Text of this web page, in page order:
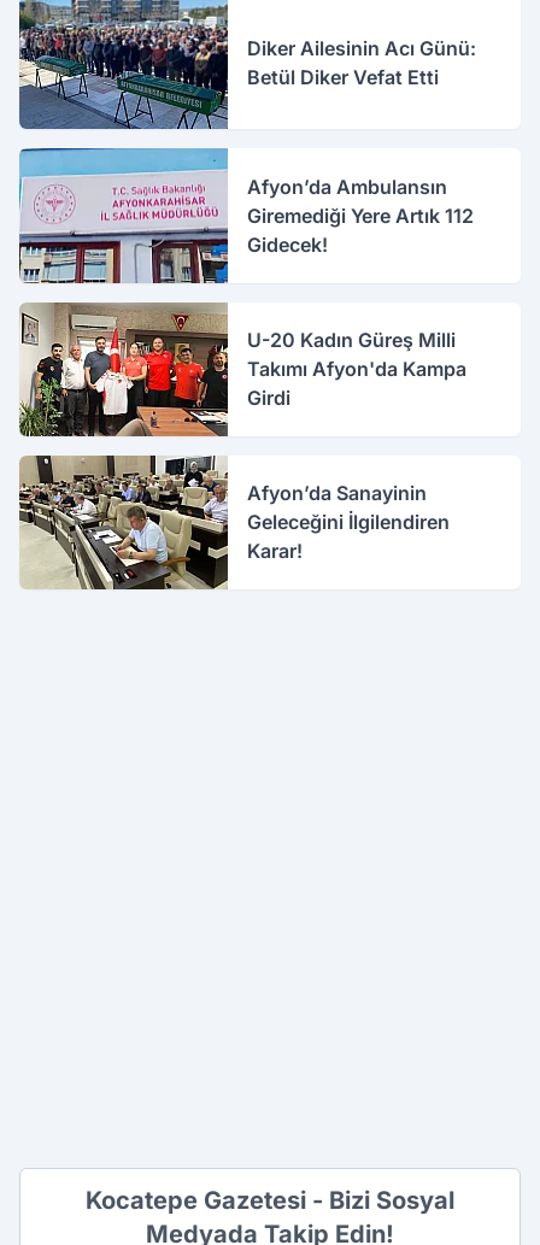
Diker Ailesinin Acı Günü:
Betül Diker Vefat Etti
Afyon’da Ambulansın
Giremediği Yere Artık 112
Gidecek!
U-20 Kadın Güreş Milli
Takımı Afyon'da Kampa
Girdi
Afyon’da Sanayinin
Geleceğini İlgilendiren
Karar!
Kocatepe Gazetesi - Bizi Sosyal
Medyada Takip Edin!